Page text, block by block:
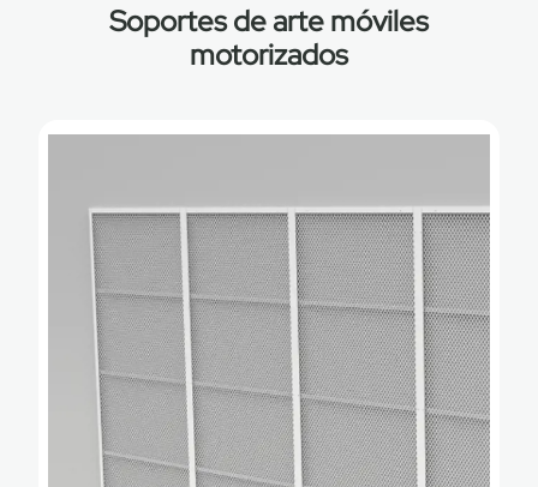
Soportes de arte móviles
motorizados